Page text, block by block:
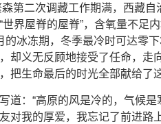
第二次调藏工作期满，西藏
界屋脊的屋脊”，含氧量不足
的冰冻期，冬季最冷时可达零
却义无反顾地接受了任命，走
把生命最后的时光全部献给了
道：“高原的风是冷的，气候
对我的厚爱，我忘记了前进路